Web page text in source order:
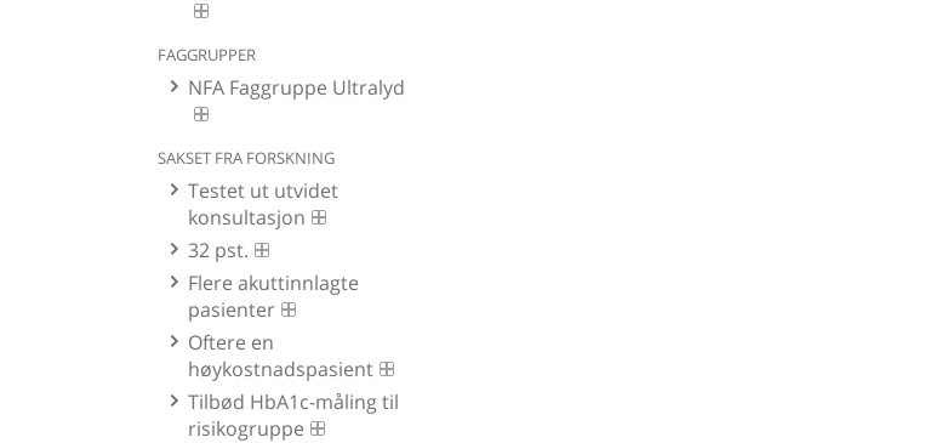
FAGGRUPPER
NFA Faggruppe Ultralyd
SAKSET FRA FORSKNING
Testet ut utvidet
konsultasjon
32 pst.
Flere akuttinnlagte
pasienter
Oftere en
høykostnadspasient
Tilbød HbA1c-måling til
risikogruppe